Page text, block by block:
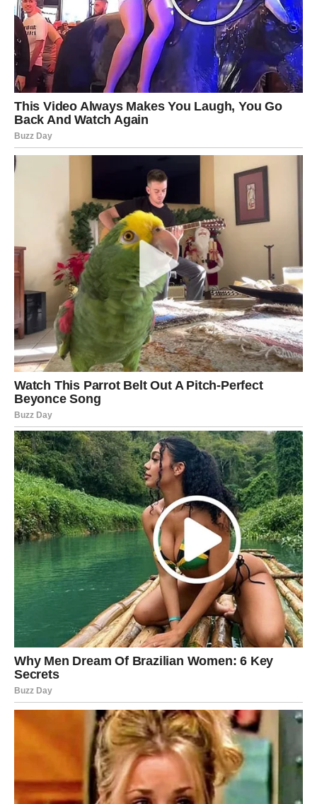
trošiti energiju na ljude koji ih ne zaslužuju.
VRIJEME JE DA KONAČNO
POČNETE MISLITI NA SEBE
Previše ste energije trošile pokušavajući pomoći drugima
i održati odnose koji su vas iscrpljivali.
Često ste zaboravljale vlastite potrebe samo da biste
izbjegle sukobe ili razočaranja.
Ali zvijezde vam sada jasno poručuju — ne možete
pronaći sreću ako stalno zaboravljate sebe.
Do kraja godine mnoge Vodolije će napraviti promjene
koje će ih kasnije dovesti do mnogo srećnijeg i
ispunjenijeg života.
PRED VAMA JE PERIOD KOJI
ĆETE PAMTITI CIJELI ŽIVOT
Sve kroz šta ste prošle nije bilo uzalud.
Svaka prepreka, svako razočaranje i svaki trenutak tokom
kojeg ste mislile da više ne možete dalje zapravo su vas
pripremali za ono što sada dolazi.
A ono što dolazi moglo bi vam potpuno promijeniti život.
Zvijezde vam donose novu energiju, više samopouzdanja,
iskrene emocije, uspjeh i osjećaj da život konačno radi u
vašu korist.
Zato ne ignorišite znakove koje vam sudbina šalje.
trenutno možete zamisliti, a ovaj period za mnoge
Vodolije zaista bi mogao postati jedan od najljepših u
posljednjih nekoliko godina.